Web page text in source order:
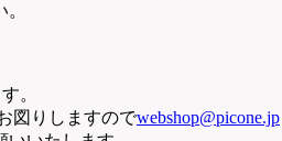
。
図りしますのでwebshop@picone.jp